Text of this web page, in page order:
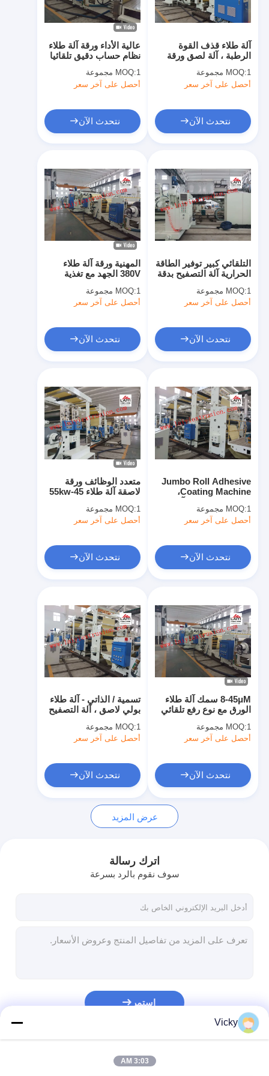
جولة في المعمل
أخبار
آلة التصفيح طلاء البثق
آلة الترقق بالبثق
آلة الترقق فيلم
بلاستيكيّ ترقيق آلة
آلة طلاء قذف
آلة طلاء الورق
آلة الترقق مزدوجة الوجهين
عالية الأداء ورقة آلة طلاء
نظام حساب دقيق تلقائيا
MOQ:1 مجموعة
أحصل على آخر سعر
نتحدث الآن
آلة طلاء قذف القوة
الرطبة ، آلة لصق ورقة
MOQ:1 مجموعة
أحصل على آخر سعر
نتحدث الآن
المهنية ورقة آلة طلاء
380V الجهد مع تغذية
MOQ:1 مجموعة
أحصل على آخر سعر
نتحدث الآن
التلقائي كبير توفير الطاقة
الحرارية آلة التصفيح بدقة
MOQ:1 مجموعة
أحصل على آخر سعر
نتحدث الآن
متعدد الوظائف ورقة
لاصقة آلة طلاء 45-55kw
MOQ:1 مجموعة
أحصل على آخر سعر
نتحدث الآن
Jumbo Roll Adhesive
Coating Machine،
الترقق
MOQ:1 مجموعة
أحصل على آخر سعر
نتحدث الآن
تسمية / الذاتي - آلة طلاء
بولي لاصق ، آلة التصفيح
الربط
MOQ:1 مجموعة
أحصل على آخر سعر
نتحدث الآن
8-45μM سمك آلة طلاء
الورق مع نوع رفع تلقائي
MOQ:1 مجموعة
أحصل على آخر سعر
نتحدث الآن
عرض المزيد
اترك رسالة
سوف نقوم بالرد بسرعة
استمر
Vicky
3:03 AM